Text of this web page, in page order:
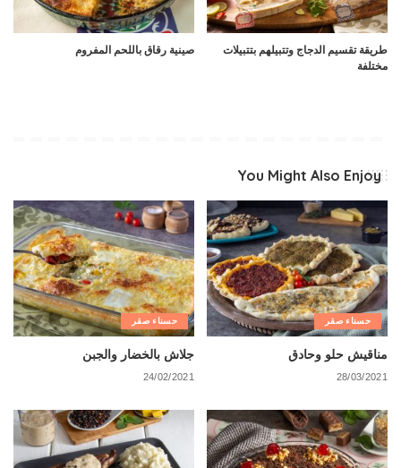
طريقة تقسيم الدجاج وتتبيلهم بتتبيلات
مختلفة
صينية رقاق باللحم المفروم
You Might Also Enjoy
حسناء صقر
مناقيش حلو وحادق
28/03/2021
حسناء صقر
جلاش بالخضار والجبن
24/02/2021